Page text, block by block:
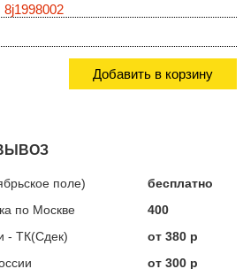
8j1998002
Добавить в корзину
поле)
бесплатно
по Москве
400
- ТК(Сдек)
от 380 р
от 300 р